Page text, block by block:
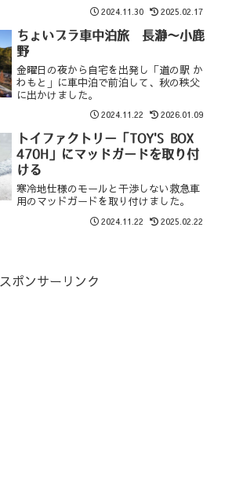
2024.11.30 2025.02.17
ちょいプラ車中泊旅 長瀞～小鹿
野
金曜日の夜から自宅を出発し「道の駅 か
わもと」に車中泊で前泊して、秋の秩父
に出かけました。
2024.11.22 2026.01.09
トイファクトリー「TOY'S BOX
470H」にマッドガードを取り付
ける
寒冷地仕様のモールと干渉しない救急車
用のマッドガードを取り付けました。
2024.11.22 2025.02.22
スポンサーリンク